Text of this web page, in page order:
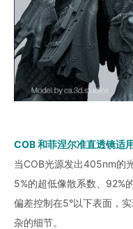
COB 和菲涅尔准直透镜适
当COB光源发出405nm的
5%的超低像散系数、92%
偏差控制在5°以下表面，
杂的细节。